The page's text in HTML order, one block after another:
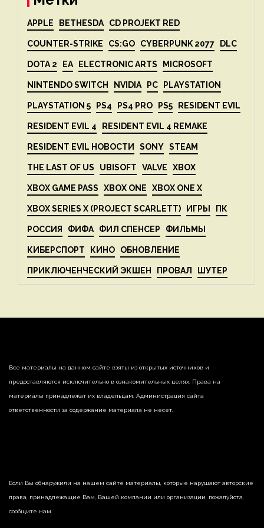
APPLE BETHESDA CD PROJEKT RED
COUNTER-STRIKE CS:GO CYBERPUNK 2077 DLC
DOTA 2 EA ELECTRONIC ARTS MICROSOFT
NINTENDO SWITCH NVIDIA PC PLAYSTATION
PLAYSTATION 5 PS4 PS4 PRO PS5 RESIDENT EVIL
RESIDENT EVIL 4 RESIDENT EVIL 4 REMAKE
RESIDENT EVIL НОВОСТИ SONY STEAM
THE LAST OF US UBISOFT VALVE XBOX
XBOX GAME PASS XBOX ONE XBOX ONE X
XBOX SERIES X (PROJECT SCARLETT) ИГРЫ ПК
РОССИЯ ФИФА ФИЛ СПЕНСЕР ФИЛЬМЫ
КИБЕРСПОРТ КИНО ОБНОВЛЕНИЕ
ПРИКЛЮЧЕНЧЕСКИЙ ЭКШЕН ПРОВАЛ ШУТЕР
Все материалы на данном сайте взяты из открытых источников и
предоставляются исключительно в ознакомительных целях. Права на
материалы принадлежат их владельцам. Администрация сайта
ответственности за содержание материала не несет.
Если Вы обнаружили на нашем сайте материалы, которые нарушают авторские
права, принадлежащие Вам, Вашей компании или организации, пожалуйста,
сообщите нам.